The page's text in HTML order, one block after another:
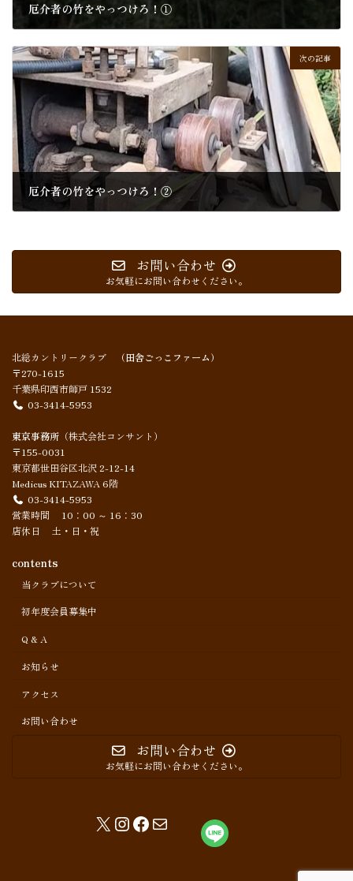
厄介者の竹をやっつけろ！①
次の記事
厄介者の竹をやっつけろ！②
お問い合わせ
お気軽にお問い合わせください。
北総カントリークラブ
（田舎ごっこファーム）
〒270-1615
千葉県印西市師戸 1532
03-3414-5953
東京事務所 （株式会社コンサント）
〒155-0031
東京都世田谷区北沢 2-12-14
Medicus KITAZAWA 6階
03-3414-5953
営業時間 10：00 ～ 16：30
店休日 土・日・祝
contents
当クラブについて
初年度会員募集中
Q & A
お知らせ
アクセス
お問い合わせ
お問い合わせ
お気軽にお問い合わせください。
X Instagram
Facebook
メール